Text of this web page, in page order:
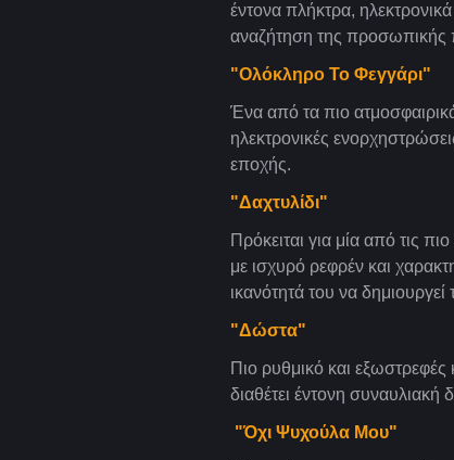
έντονα πλήκτρα,
αναζήτηση της προσωπικής
"Ολόκληρο Το Φεγγάρι"
Ένα από τα πιο
ηλεκτρονικές
εποχής.
"Δαχτυλίδι"
Πρόκειται για μία από τις
με ισχυρό ρεφρέν και
ικανότητά του να
"Δώστα"
Πιο ρυθμικό και
διαθέτει έντονη συναυλιακή
"Όχι Ψυχούλα Μου"